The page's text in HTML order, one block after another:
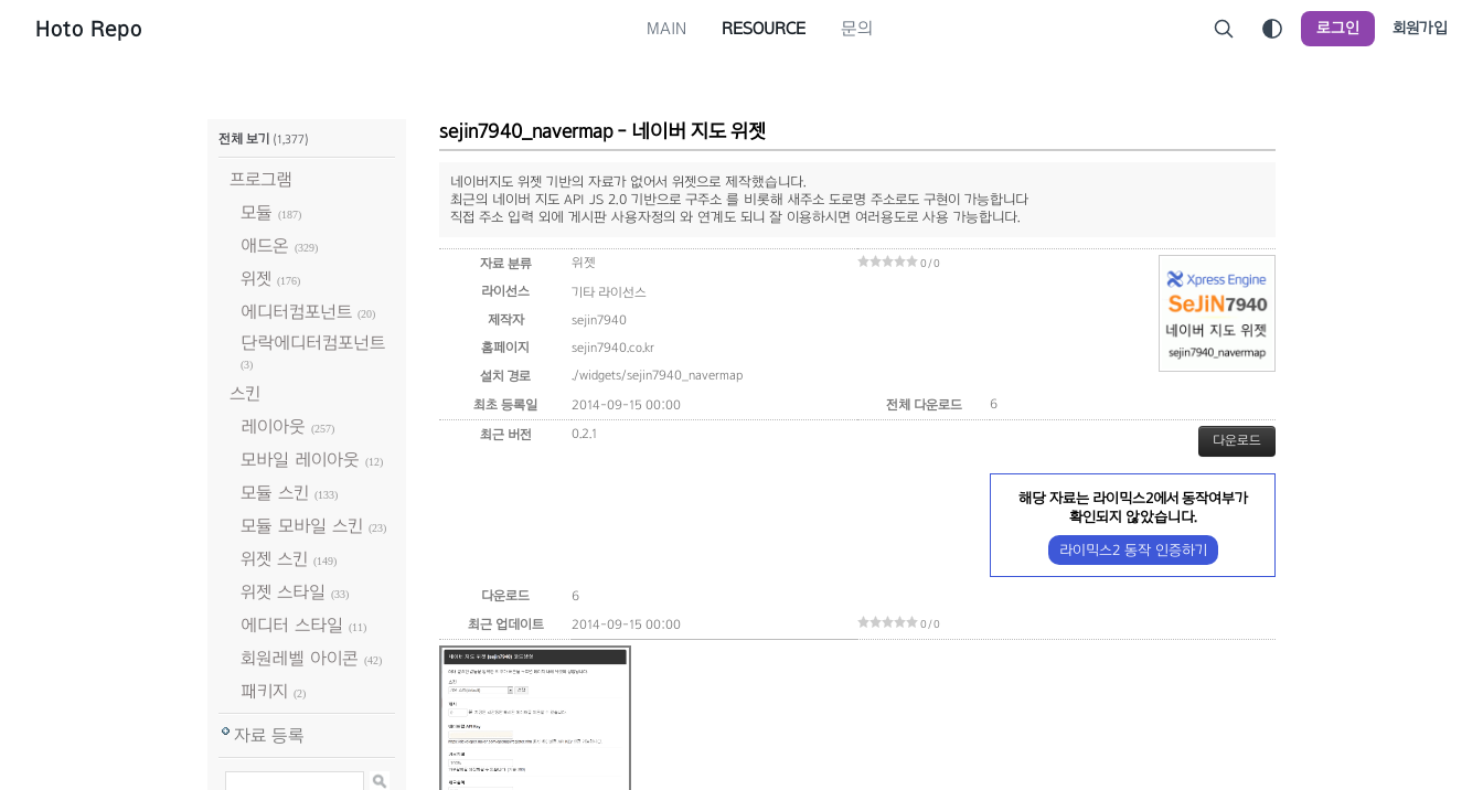
Hoto Repo MAIN RESOURCE 문의 로그인 회원가입
전체 보기 (1,377)
프로그램
모듈 (187)
애드온 (329)
위젯 (176)
에디터컴포넌트 (20)
단락에디터컴포넌트
(3)
스킨
레이아웃 (257)
모바일 레이아웃 (12)
모듈 스킨 (133)
모듈 모바일 스킨 (23)
위젯 스킨 (149)
위젯 스타일 (33)
에디터 스타일 (11)
회원레벨 아이콘 (42)
패키지 (2)
자료 등록
sejin7940_navermap - 네이버 지도 위젯
네이버지도 위젯 기반의 자료가 없어서 위젯으로 제작했습니다.
최근의 네이버 지도 API JS 2.0 기반으로 구주소 를 비롯해 새주소 도로명 주소로도 구현이 가능합니다
직접 주소 입력 외에 게시판 사용자정의 와 연계도 되니 잘 이용하시면 여러용도로 사용 가능합니다.
자료 분류 위젯 0 / 0
라이선스
기타 라이선스
제작자
sejin7940
홈페이지
sejin7940.co.kr
설치 경로
./widgets/sejin7940_navermap
최초 등록일
2014-09-15 00:00 전체 다운로드
6
최근 버전
0.2.1 다운로드
해당 자료는 라이믹스2에서 동작여부가
확인되지 않았습니다.
라이믹스2 동작 인증하기
다운로드
6
최근 업데이트
2014-09-15 00:00 0 / 0